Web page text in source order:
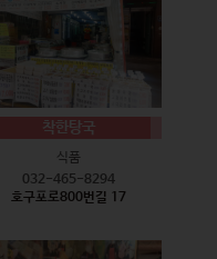
착한탕국
식품
032-465-8294
호구포로800번길 17